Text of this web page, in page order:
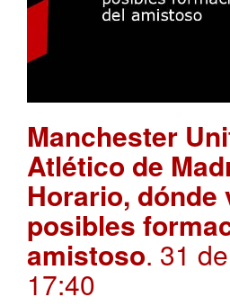
Manchester
Atlético de
Horario, dónde
posibles
amistoso. 31
17:40